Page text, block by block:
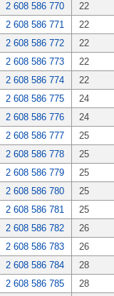
2 608 586 770
22
2 608 586 771
22
2 608 586 772
22
2 608 586 773
22
2 608 586 774
22
2 608 586 775
24
2 608 586 776
24
2 608 586 777
25
2 608 586 778
25
2 608 586 779
25
2 608 586 780
25
2 608 586 781
25
2 608 586 782
26
2 608 586 783
26
2 608 586 784
28
2 608 586 785
28